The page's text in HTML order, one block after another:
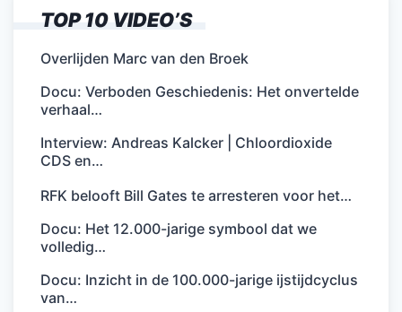
TOP 10 VIDEO’S
Overlijden Marc van den Broek
Docu: Verboden Geschiedenis: Het onvertelde
verhaal…
Interview: Andreas Kalcker | Chloordioxide
CDS en…
RFK belooft Bill Gates te arresteren voor het…
Docu: Het 12.000-jarige symbool dat we
volledig…
Docu: Inzicht in de 100.000-jarige ijstijdcyclus
van…